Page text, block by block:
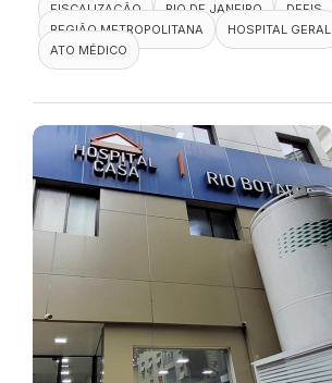
FISCALIZAÇÃO RIO DE JANEIRO
DEFIS
REGIÃO METROPOLITANA
HOSPITAL GERAL
ATO MÉDICO